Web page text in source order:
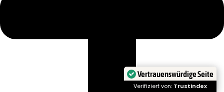
Vertrauenswürdige Seite
Verifiziert von: Trustindex